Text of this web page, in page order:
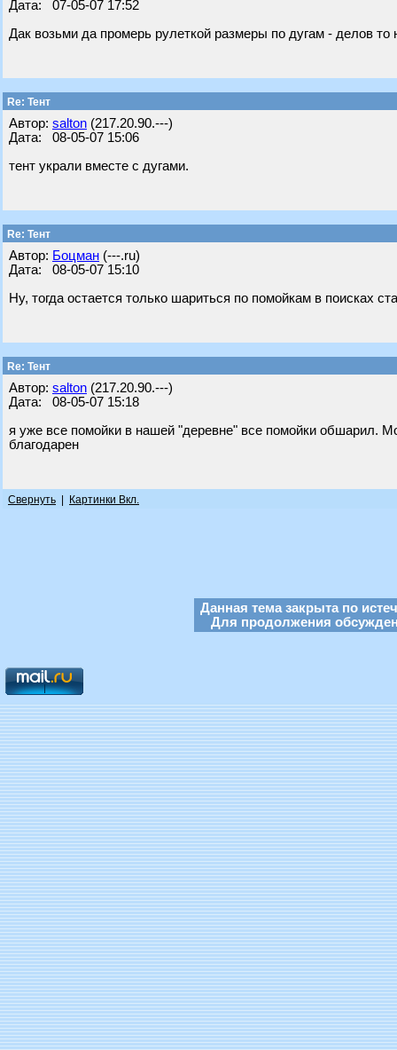
Дата: 07-05-07 17:52
Дак возьми да промерь рулеткой размеры по дугам - делов
Re: Тент
Автор: salton (217.20.90.---)
Дата: 08-05-07 15:06
тент украли вместе с дугами.
Re: Тент
Автор: Бoцман (---.ru)
Дата: 08-05-07 15:10
Ну, тогда остается только шариться по помойкам в поисках
Re: Тент
Автор: salton (217.20.90.---)
Дата: 08-05-07 15:18
я уже все помойки в нашей "деревне" все помойки обшарил.
благодарен
Свернуть Картинки Вкл.
Данная тема закрыта по
Для продолжения